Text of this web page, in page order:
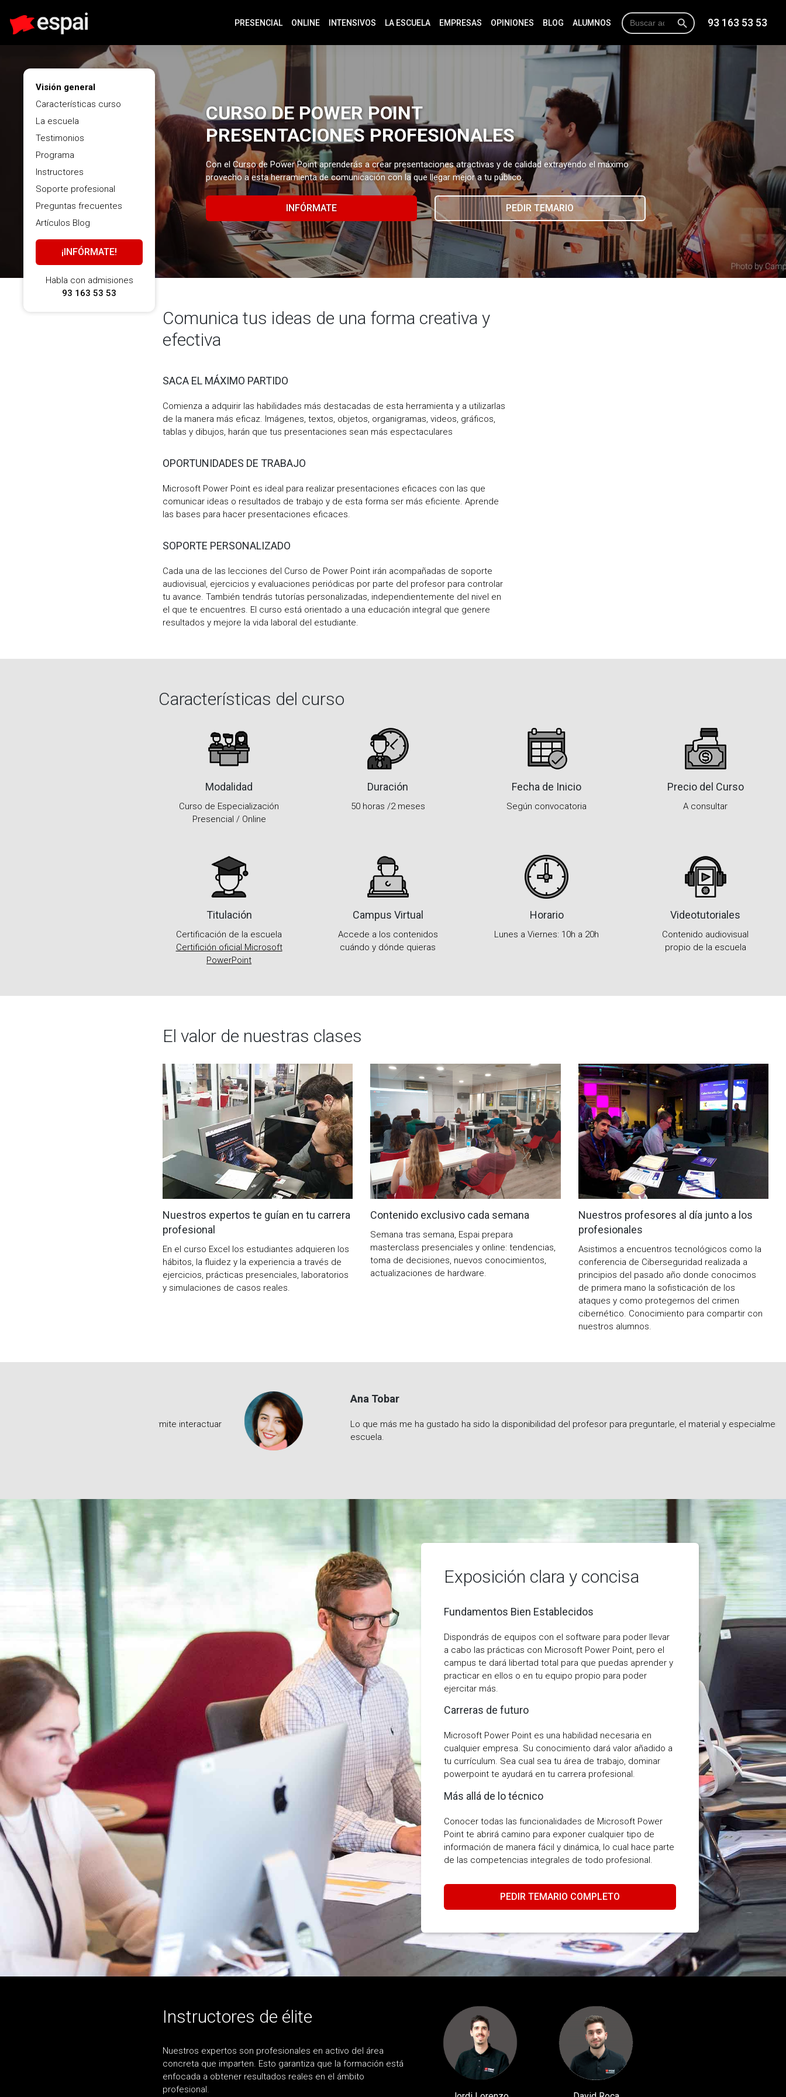
PRESENCIAL ONLINE INTENSIVOS LA ESCUELA EMPRESAS OPINIONES BLOG ALUMNOS 93 163 53 53
Buscar: Botón de búsqueda
CURSO DE POWER POINT
PRESENTACIONES PROFESIONALES
Con el Curso de Power Point aprenderás a crear presentaciones atractivas y de calidad extrayendo el máximo
provecho a esta herramienta de comunicación con la que llegar mejor a tu público.
INFÓRMATE PEDIR TEMARIO
Visión general
Características curso
La escuela
Testimonios
Programa
Instructores
Soporte profesional
Preguntas frecuentes
Artículos Blog
¡INFÓRMATE!
Habla con admisiones
93 163 53 53
Comunica tus ideas de una forma creativa y
efectiva
SACA EL MÁXIMO PARTIDO
Comienza a adquirir las habilidades más destacadas de esta herramienta y a utilizarlas
de la manera más eficaz. Imágenes, textos, objetos, organigramas, videos, gráficos,
tablas y dibujos, harán que tus presentaciones sean más espectaculares
OPORTUNIDADES DE TRABAJO
Microsoft Power Point es ideal para realizar presentaciones eficaces con las que
comunicar ideas o resultados de trabajo y de esta forma ser más eficiente. Aprende
las bases para hacer presentaciones eficaces.
SOPORTE PERSONALIZADO
Cada una de las lecciones del Curso de Power Point irán acompañadas de soporte
audiovisual, ejercicios y evaluaciones periódicas por parte del profesor para controlar
tu avance. También tendrás tutorías personalizadas, independientemente del nivel en
el que te encuentres. El curso está orientado a una educación integral que genere
resultados y mejore la vida laboral del estudiante.
Características del curso
Modalidad
Curso de Especialización
Presencial / Online
Duración
50 horas /2 meses
Fecha de Inicio
Según convocatoria
Precio del Curso
A consultar
Titulación
Certificación de la escuela
Certifición oficial Microsoft
PowerPoint
Campus Virtual
Accede a los contenidos
cuándo y dónde quieras
Horario
Lunes a Viernes: 10h a 20h
Videotutoriales
Contenido audiovisual
propio de la escuela
El valor de nuestras clases
Nuestros expertos te guían en tu carrera
profesional
En el curso Excel los estudiantes adquieren los
hábitos, la fluidez y la experiencia a través de
ejercicios, prácticas presenciales, laboratorios
y simulaciones de casos reales.
Contenido exclusivo cada semana
Semana tras semana, Espai prepara
masterclass presenciales y online: tendencias,
toma de decisiones, nuevos conocimientos,
actualizaciones de hardware.
Nuestros profesores al día junto a los
profesionales
Asistimos a encuentros tecnológicos como la
conferencia de Ciberseguridad realizada a
principios del pasado año donde conocimos
de primera mano la sofisticación de los
ataques y como protegernos del crimen
cibernético. Conocimiento para compartir con
nuestros alumnos.
Ana Tobar
Lo que más me ha gustado ha sido la disponibilidad del profesor para preguntarle, el material y especialmente los horarios de la
escuela.
Exposición clara y concisa
Fundamentos Bien Establecidos
Dispondrás de equipos con el software para poder llevar
a cabo las prácticas con Microsoft Power Point, pero el
campus te dará libertad total para que puedas aprender y
practicar en ellos o en tu equipo propio para poder
ejercitar más.
Carreras de futuro
Microsoft Power Point es una habilidad necesaria en
cualquier empresa. Su conocimiento dará valor añadido a
tu currículum. Sea cual sea tu área de trabajo, dominar
powerpoint te ayudará en tu carrera profesional.
Más allá de lo técnico
Conocer todas las funcionalidades de Microsoft Power
Point te abrirá camino para exponer cualquier tipo de
información de manera fácil y dinámica, lo cual hace parte
de las competencias integrales de todo profesional.
PEDIR TEMARIO COMPLETO
Instructores de élite
Nuestros expertos son profesionales en activo del área
concreta que imparten. Esto garantiza que la formación está
enfocada a obtener resultados reales en el ámbito
profesional.